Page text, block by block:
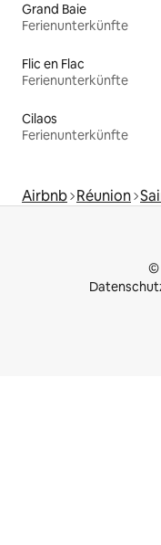
Grand Baie
Ferienunterkünfte
Flic en Flac
Ferienunterkünfte
Cilaos
Ferienunterkünfte
Airbnb Réunion
©